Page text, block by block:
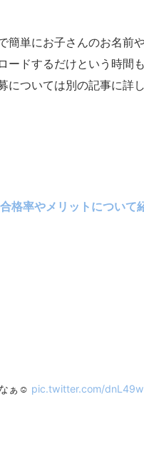
簡単にお子さんのお名前
ードするだけという時間
については別の記事に詳
格率やメリットについて
ぁ☺️ pic.twitter.com/